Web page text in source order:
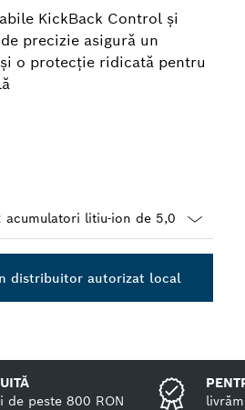
KickBack Control şi
precizie asigură un
o protecţie ridicată pentru
distribuitor autorizat local
de peste 800 RON